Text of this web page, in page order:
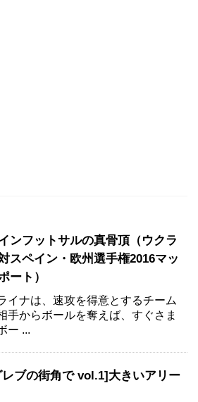
ンフットサルの真骨頂（ウクラ
スペイン・欧州選手権2016マッ
ート）
イナは、速攻を得意とするチーム
手からボールを奪えば、すぐさま
ー ...
ブの街角で vol.1]大きいアリー